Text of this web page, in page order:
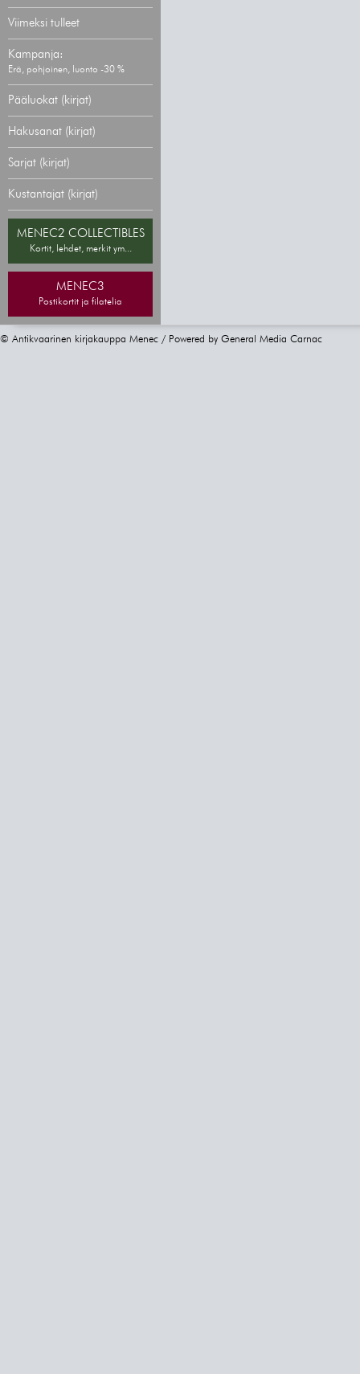
Viimeksi tulleet
Kampanja:
Erä, pohjoinen, luonto -30 %
Pääluokat (kirjat)
Hakusanat (kirjat)
Sarjat (kirjat)
Kustantajat (kirjat)
MENEC2 COLLECTIBLES
Kortit, lehdet, merkit ym...
MENEC3
Postikortit ja filatelia
© Antikvaarinen kirjakauppa Menec / Powered by General Media Carnac